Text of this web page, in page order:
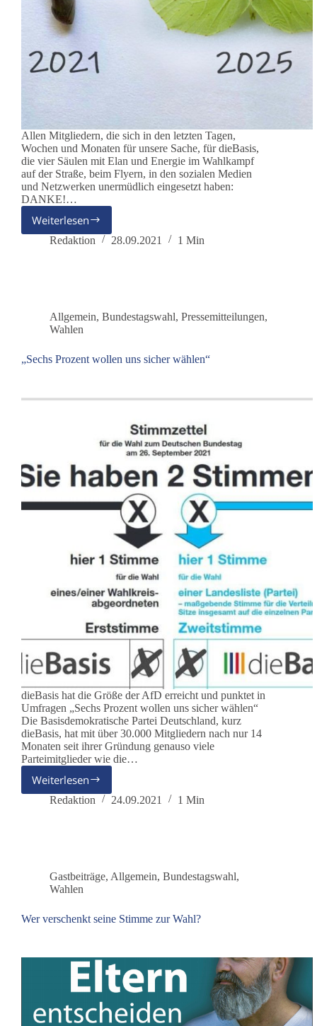
Allen Mitgliedern, die sich in den letzten Tagen,
Wochen und Monaten für unsere Sache, für dieBasis,
die vier Säulen mit Elan und Energie im Wahlkampf
auf der Straße, beim Flyern, in den sozialen Medien
und Netzwerken unermüdlich eingesetzt haben:
DANKE!…
WeiterlesenDANKESCHÖN
Redaktion 28.09.2021 1 Min
Allgemein, Bundestagswahl, Pressemitteilungen,
Wahlen
„Sechs Prozent wollen uns sicher wählen“
dieBasis hat die Größe der AfD erreicht und punktet in
Umfragen „Sechs Prozent wollen uns sicher wählen“
Die Basisdemokratische Partei Deutschland, kurz
dieBasis, hat mit über 30.000 Mitgliedern nach nur 14
Monaten seit ihrer Gründung genauso viele
Parteimitglieder wie die…
Weiterlesen
„Sechs
Prozent
Redaktion 24.09.2021 1 Min
Gastbeiträge, Allgemein, Bundestagswahl,
Wahlen
Wer verschenkt seine Stimme zur Wahl?